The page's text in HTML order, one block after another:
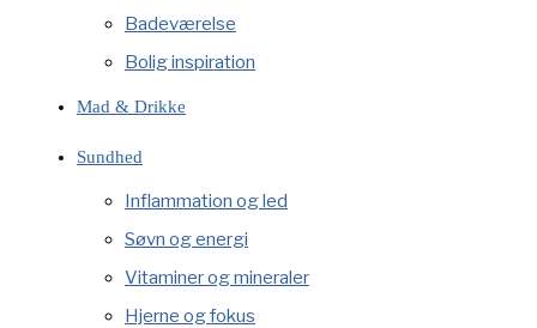
Badeværelse
Bolig inspiration
Mad & Drikke
Sundhed
Inflammation og led
Søvn og energi
Vitaminer og mineraler
Hjerne og fokus